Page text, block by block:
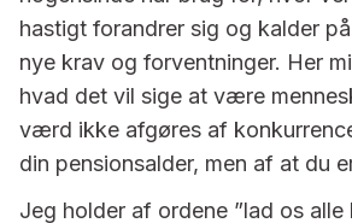
hastigt forandrer sig og kalder
nye krav og forventninger. Her
hvad det vil sige at være
værd ikke afgøres af
din pensionsalder, men af at du
Jeg holder af ordene ”lad os alle